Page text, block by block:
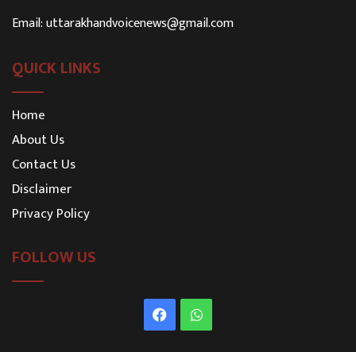
Email:uttarakhandvoicenews@gmail.com
QUICK LINKS
Home
About Us
Contact Us
Disclaimer
Privacy Policy
FOLLOW US
FacebookWhatsApp